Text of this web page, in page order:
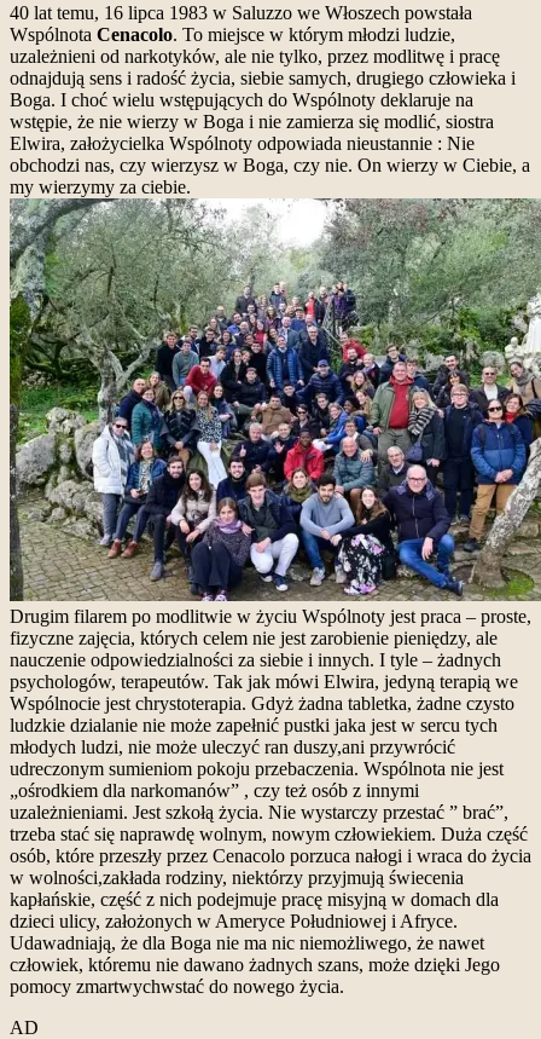
40 lat temu, 16 lipca 1983 w Saluzzo we Włoszech powstała
Wspólnota Cenacolo. To miejsce w którym młodzi ludzie,
uzależnieni od narkotyków, ale nie tylko, przez modlitwę i pracę
odnajdują sens i radość życia, siebie samych, drugiego człowieka i
Boga. I choć wielu wstępujących do Wspólnoty deklaruje na
wstępie, że nie wierzy w Boga i nie zamierza się modlić, siostra
Elwira, założycielka Wspólnoty odpowiada nieustannie : Nie
obchodzi nas, czy wierzysz w Boga, czy nie. On wierzy w Ciebie, a
my wierzymy za ciebie.
Drugim filarem po modlitwie w życiu Wspólnoty jest praca – proste,
fizyczne zajęcia, których celem nie jest zarobienie pieniędzy, ale
nauczenie odpowiedzialności za siebie i innych. I tyle – żadnych
psychologów, terapeutów. Tak jak mówi Elwira, jedyną terapią we
Wspólnocie jest chrystoterapia. Gdyż żadna tabletka, żadne czysto
ludzkie dzialanie nie może zapełnić pustki jaka jest w sercu tych
młodych ludzi, nie może uleczyć ran duszy,ani przywrócić
udreczonym sumieniom pokoju przebaczenia. Wspólnota nie jest
„ośrodkiem dla narkomanów” , czy też osób z innymi
uzależnieniami. Jest szkołą życia. Nie wystarczy przestać ” brać”,
trzeba stać się naprawdę wolnym, nowym człowiekiem. Duża część
osób, które przeszły przez Cenacolo porzuca nałogi i wraca do życia
w wolności,zakłada rodziny, niektórzy przyjmują świecenia
kapłańskie, część z nich podejmuje pracę misyjną w domach dla
dzieci ulicy, założonych w Ameryce Południowej i Afryce.
Udawadniają, że dla Boga nie ma nic niemożliwego, że nawet
człowiek, któremu nie dawano żadnych szans, może dzięki Jego
pomocy zmartwychwstać do nowego życia.
AD